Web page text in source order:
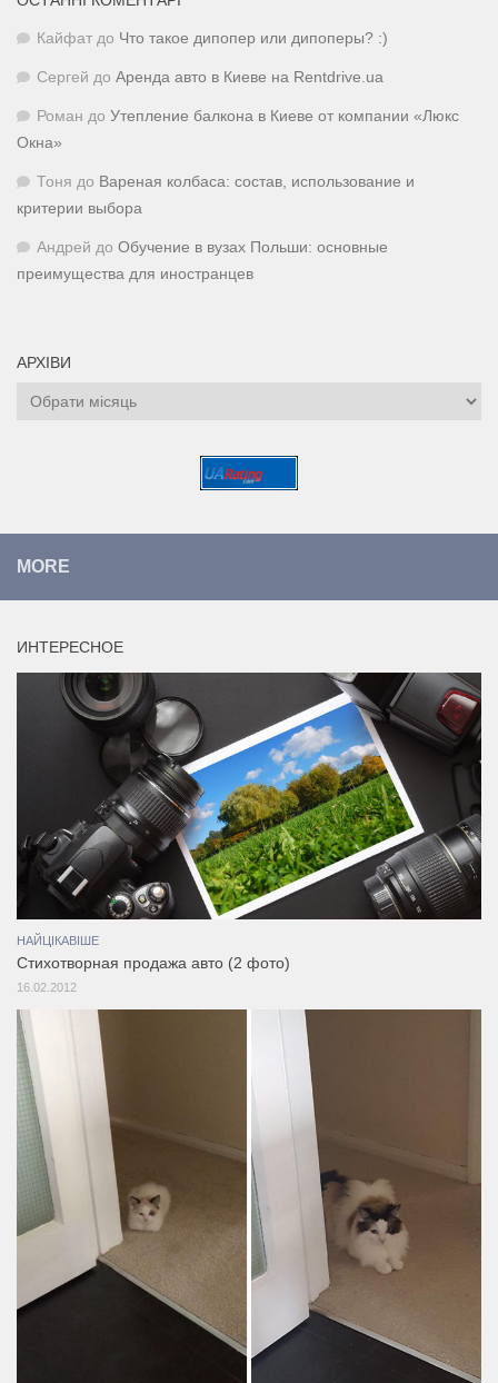
Кайфат до Что такое дипопер или дипоперы? :)
Сергей до Аренда авто в Киеве на Rentdrive.ua
Роман до Утепление балкона в Киеве от компании «Люкс
Окна»
Тоня до Вареная колбаса: состав, использование и
критерии выбора
Андрей до Обучение в вузах Польши: основные
преимущества для иностранцев
АРХІВИ
Архіви
MORE
ИНТЕРЕСНОЕ
НАЙЦІКАВІШЕ
Стихотворная продажа авто (2 фото)
16.02.2012